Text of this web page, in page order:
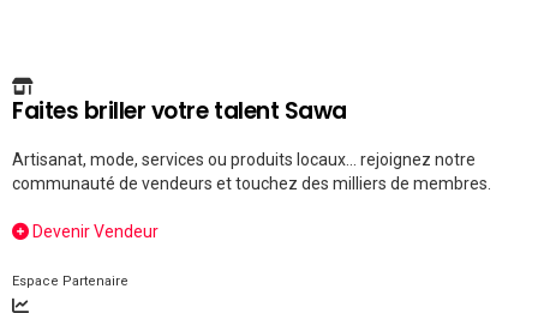
Faites briller votre talent Sawa
Artisanat, mode, services ou produits locaux... rejoignez notre
communauté de vendeurs et touchez des milliers de membres.
Devenir Vendeur
Espace Partenaire